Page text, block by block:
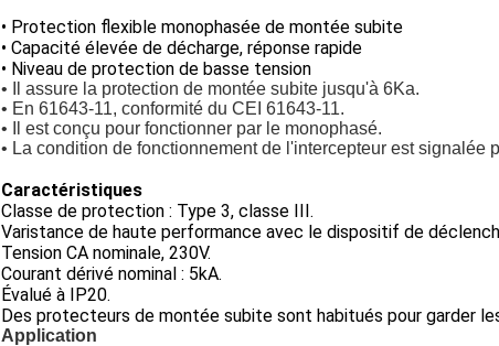
• Protection flexible monophasée de montée subite
• Capacité élevée de décharge, réponse rapide
• Niveau de protection de basse tension
• Il assure la protection de montée subite jusqu'à 6Ka.
• En 61643-11, conformité du CEI 61643-11.
• Il est conçu pour fonctionner par le monophasé.
• La condition de fonctionnement de l'intercepteur est signalée
Caractéristiques
Classe de protection : Type 3, classe III.
Varistance de haute performance avec le dispositif de
Tension CA nominale, 230V.
Courant dérivé nominal : 5kA.
Évalué à IP20.
Des protecteurs de montée subite sont habitués pour garder
Application